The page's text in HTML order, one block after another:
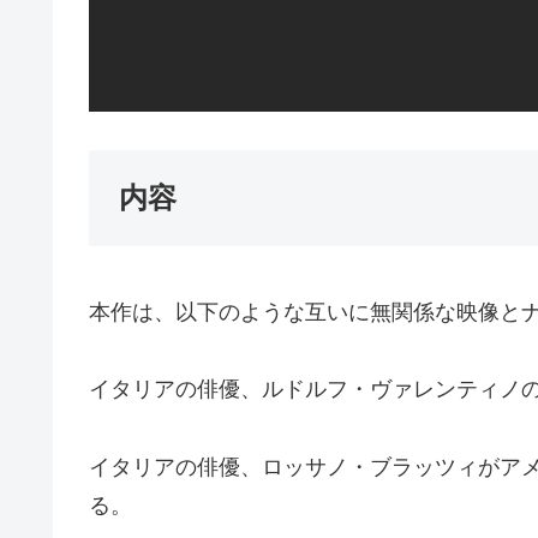
内容
本作は、以下のような互いに無関係な映像と
イタリアの俳優、ルドルフ・ヴァレンティノ
イタリアの俳優、ロッサノ・ブラッツィがア
る。